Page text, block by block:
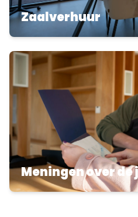
Zaalverhuur
Meningen over